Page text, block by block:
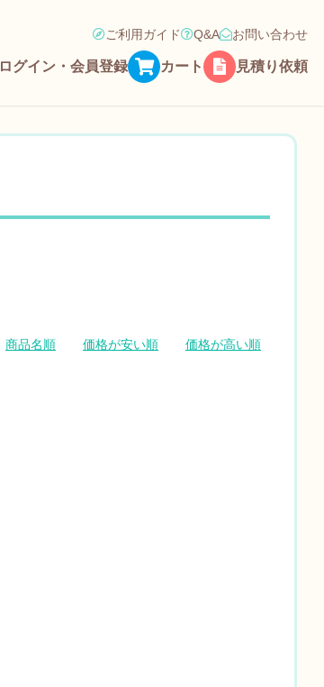
ご利用ガイド Q&A お問い合わせ
ログイン・会員登録 カート 見積り依頼
商品名順 価格が安い順 価格が高い順